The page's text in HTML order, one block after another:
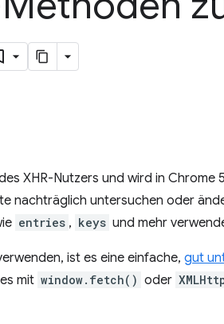
XHR-Nutzers und wird in
nachträglich untersuchen oder
entries , keys und mehr
ist es eine einfache, gut
mit window.fetch() oder